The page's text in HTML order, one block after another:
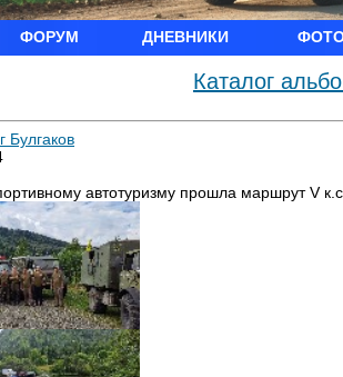
ФОРУМ ДНЕВНИКИ
Каталог
Булгаков
автотуризму прошла маршрут V